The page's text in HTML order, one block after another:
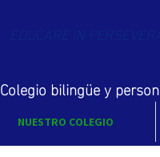
EDUCARE IN
Colegio bilingüe y
NUESTRO COLEGIO